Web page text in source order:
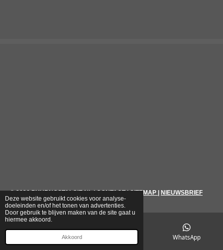
Deze website gebruikt cookies voor analyse-
doeleinden en/of het tonen van advertenties.
Door gebruik te blijven maken van de site gaat u
hiermee akkoord.
Akkoord
© 2026 PUURNOSTALGIE.NL|CONTACT|SITEMAP NIEUWSBRIEF
WhatsApp